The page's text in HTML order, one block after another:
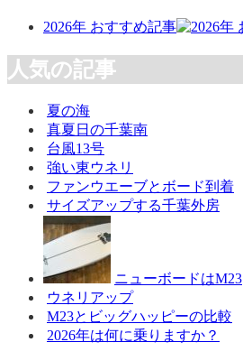
2026年 おすすめ記事
人気の記事
夏の海
真夏日の千葉南
台風13号
強い東ウネリ
ファンウエーブとボード到着
サイズアップする千葉外房
ニューボードはM23
ウネリアップ
M23とビッグハッピーの比較
2026年は何に乗りますか？